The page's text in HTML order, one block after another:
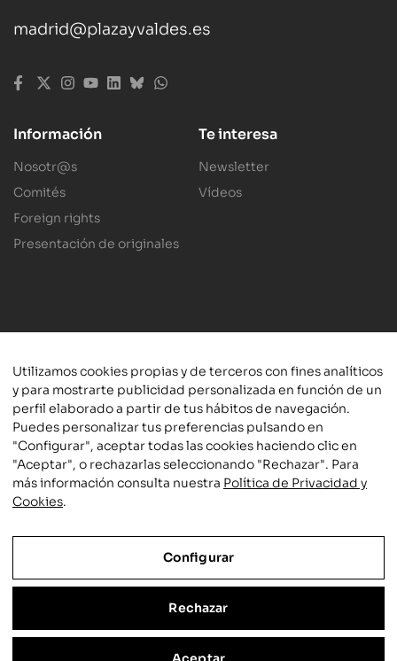
madrid@plazayvaldes.es
Información
Nosotr@s
Comités
Foreign rights
Presentación de originales
Te interesa
Newsletter
Vídeos
© 2025 Plaza y Valdés S.L. Aviso legal|Política de
privacidad y cookies| Condiciones de compra|
Accesibilidad
Actividad subvencionada por el Ministerio de Cultura y Deporte
Utilizamos cookies propias y de terceros con fines analíticos
y para mostrarte publicidad personalizada en función de un
perfil elaborado a partir de tus hábitos de navegación.
Puedes personalizar tus preferencias pulsando en
"Configurar", aceptar todas las cookies haciendo clic en
"Aceptar", o rechazarlas seleccionando "Rechazar". Para
más información consulta nuestra Política de Privacidad y
Cookies.
Configurar
Rechazar